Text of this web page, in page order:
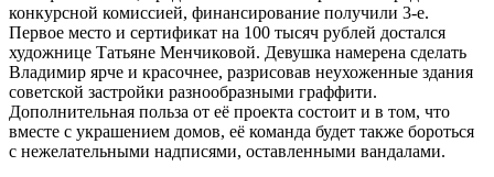
конкурсной комиссией, финансирование получили 3-е.
Первое место и сертификат на 100 тысяч рублей достался
художнице Татьяне Менчиковой. Девушка намерена сделать
Владимир ярче и красочнее, разрисовав неухоженные здания
советской застройки разнообразными граффити.
Дополнительная польза от её проекта состоит и в том, что
вместе с украшением домов, её команда будет также бороться
с нежелательными надписями, оставленными вандалами.